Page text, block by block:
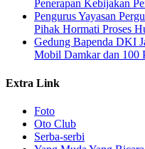
Penerapan Kebijakan
Pengurus Yayasan
Pihak Hormati Proses
Gedung Bapenda DKI
Mobil Damkar dan 100
Extra Link
Foto
Oto Club
Serba-serbi